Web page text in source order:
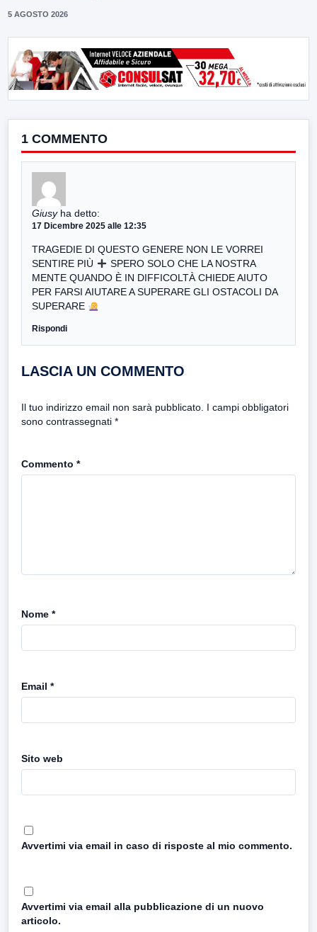
5 AGOSTO 2026
1 COMMENTO
Giusy ha detto:
17 Dicembre 2025 alle 12:35
TRAGEDIE DI QUESTO GENERE NON LE VORREI
SENTIRE PIÙ
SPERO SOLO CHE LA NOSTRA
MENTE QUANDO È IN DIFFICOLTÀ CHIEDE AIUTO
PER FARSI AIUTARE A SUPERARE GLI OSTACOLI DA
SUPERARE
Rispondi
LASCIA UN COMMENTO
Il tuo indirizzo email non sarà pubblicato. I campi obbligatori
sono contrassegnati *
Commento *
Nome *
Email *
Sito web
Avvertimi via email in caso di risposte al mio commento.
Avvertimi via email alla pubblicazione di un nuovo
articolo.